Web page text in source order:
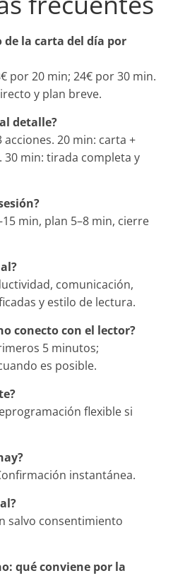
de la carta del día por
por 20 min; 24€ por 30 min.
y plan breve.
detalle?
20 min: carta +
30 min: tirada completa y
min, plan 5–8 min, cierre
comunicación,
y estilo de lectura.
conecto con el lector?
5 minutos;
es posible.
flexible si
instantánea.
salvo consentimiento
qué conviene por la